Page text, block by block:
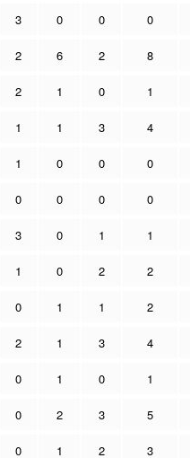
3 0 0 0
2 6 2 8
2 1 0 1
1 1 3 4
1 0 0 0
0 0 0 0
3 0 1 1
1 0 2 2
0 1 1 2
2 1 3 4
0 1 0 1
0 2 3 5
0 1 2 3